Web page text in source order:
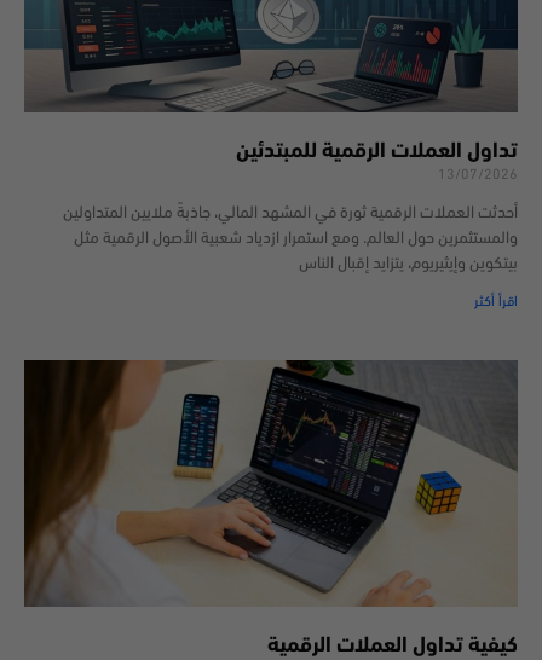
تداول العملات الرقمية للمبتدئين
13/07/2026
أحدثت العملات الرقمية ثورة في المشهد المالي، جاذبةً ملايين المتداولين
والمستثمرين حول العالم. ومع استمرار ازدياد شعبية الأصول الرقمية مثل
بيتكوين وإيثيريوم، يتزايد إقبال الناس
اقرأ أكثر
كيفية تداول العملات الرقمية